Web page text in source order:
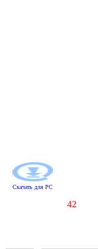
Скачать для PC
42